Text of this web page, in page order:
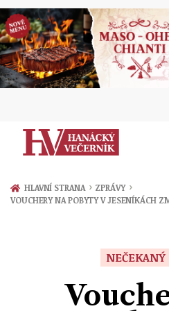
Zprávy
Ekonomika
HLAVNÍ STRANA › ZPRÁVY ›
VOUCHERY NA POBYTY V JESENÍKÁCH